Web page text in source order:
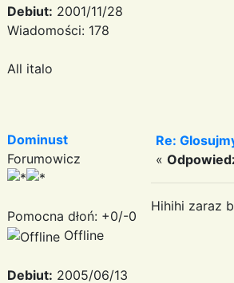
Debiut: 2001/11/28
Wiadomości: 178
All italo
Dominust
Forumowicz
Pomocna dłoń: +0/-0
Offline
Debiut: 2005/06/13
Re:
«
Hihihi zaraz